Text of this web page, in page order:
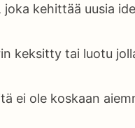
kehittää uusia
keksitty tai luotu
ei ole koskaan